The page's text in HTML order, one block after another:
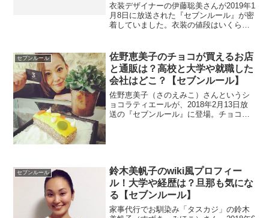
衣装デザイナーの伊藤聡美さんが2019年1
月8日に放送された『セブンルール』が密
着していました。衣装の値段はいくらす
勤めていた会社も調査。
セブンルール
佐野恵美子のチョコが買えるお店
と通販は？高校と大学や就職した
会社はどこ？【セブンルール】
佐野恵美子（さのえみこ）さんというシ
ョコラティエールが、2018年2月13日放
送の『セブンルール』に登場。チョコレ
セブンルール
鈴木美帆子のwiki風プロフィー
ル！大学や経歴は？旦那も気にな
る【セブンルール】
家事代行でお馴染み「タスカジ」の鈴木